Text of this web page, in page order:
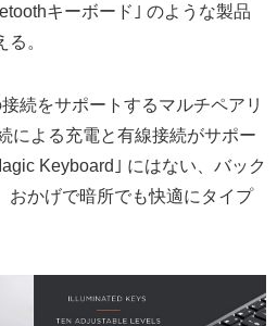
キーボード｣ のような製品
。
続をサポートするマルチペアリ
による充電と有線接続がサポー
Keyboard｣ にはない、バック
おかげで暗所でも快適にタイプ